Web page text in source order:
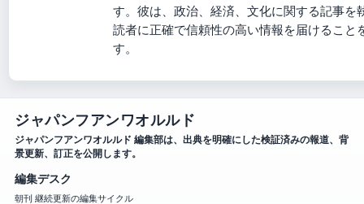
す。彼は、政治、経済、文化に関する記事を
読者に正確で信頼性の高い情報を届けること
す。
ジャパンフアンワオルルド
ジャパンフアンワオルルド 編集部は、出典を明確にした検証済みの報道、背
景更新、訂正を公開します。
編集デスク
朝刊 継続更新の編集サイクル